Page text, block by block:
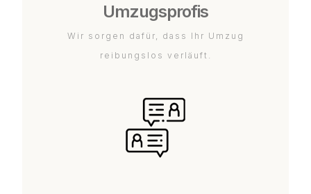
Umzugsprofis
Wir sorgen dafür, dass Ihr Umzug
reibungslos verläuft.